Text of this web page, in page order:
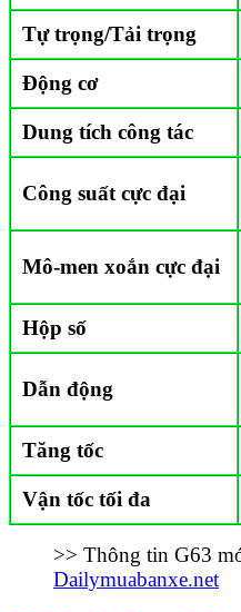
Tự trọng/Tải trọng
Động cơ
Dung tích công tác
Công suất cực đại
Mô-men xoắn cực đại
Hộp số
Dẫn động
Tăng tốc
Vận tốc tối đa
>> Thông tin G63
Dailymuabanxe.net